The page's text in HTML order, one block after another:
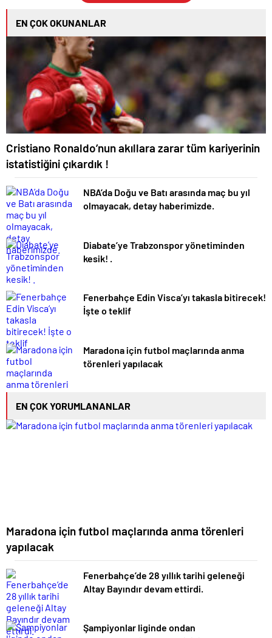
EN ÇOK OKUNANLAR
Cristiano Ronaldo’nun akıllara zarar tüm kariyerinin
istatistiğini çıkardık !
NBA’da Doğu ve Batı arasında maç bu yıl
olmayacak, detay haberimizde.
Diabate’ye Trabzonspor yönetiminden
kesik! .
Fenerbahçe Edin Visca’yı takasla bitirecek!
İşte o teklif
Maradona için futbol maçlarında anma
törenleri yapılacak
EN ÇOK YORUMLANANLAR
Maradona için futbol maçlarında anma törenleri
yapılacak
Fenerbahçe’de 28 yıllık tarihi geleneği
Altay Bayındır devam ettirdi.
Şampiyonlar liginde ondan